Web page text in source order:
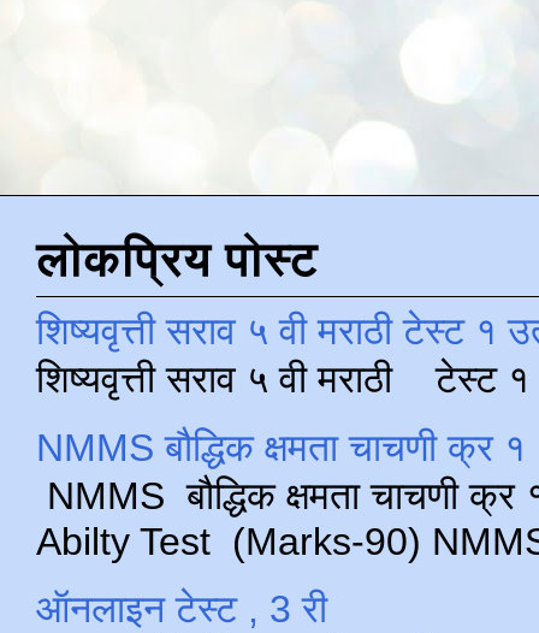
लोकप्रिय पोस्ट
शिष्यवृत्ती सराव ५ वी मराठी टेस्ट १
शिष्यवृत्ती सराव ५ वी मराठी टेस्ट
NMMS बौद्धिक क्षमता चाचणी क्र
NMMS बौद्धिक क्षमता चाचणी
Abilty Test (Marks-90) NMMS
ऑनलाइन टेस्ट , 3 री